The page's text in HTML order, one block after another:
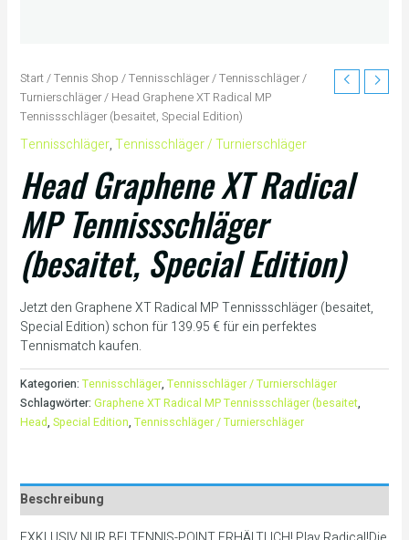
Start/Tennis Shop /Tennisschläger/Tennisschläger /
Turnierschläger/ Head Graphene XT Radical MP
Tennissschläger (besaitet, Special Edition)
Tennisschläger,Tennisschläger / Turnierschläger
Head Graphene XT Radical
MP Tennissschläger
(besaitet, Special Edition)
Jetzt den Graphene XT Radical MP Tennissschläger (besaitet,
Special Edition) schon für 139.95 € für ein perfektes
Tennismatch kaufen.
Kategorien: Tennisschläger, Tennisschläger / Turnierschläger
Schlagwörter: Graphene XT Radical MP Tennissschläger (besaitet,
Head, Special Edition, Tennisschläger / Turnierschläger
Beschreibung